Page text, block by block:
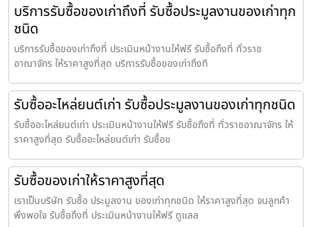
บริการรับซื้อของเก่าถึงที่ รับซื้อประมูลงานของเก่าทุก
ชนิด
บริการรับซื้อของเก่าถึงที่ ประเมินหน้างานให้ฟรี รับซื้อถึงที่ ทั่วราช
อาณาจักร ให้ราคาสูงที่สุด บริการรับซื้อของเก่าถึงที
รับซื้ออะไหล่ยนต์เก่า รับซื้อประมูลงานของเก่าทุกชนิด
รับซื้ออะไหล่ยนต์เก่า ประเมินหน้างานให้ฟรี รับซื้อถึงที่ ทั่วราชอาณาจักร ให้
ราคาสูงที่สุด รับซื้ออะไหล่ยนต์เก่า รับซื้อข
รับซื้อของเก่าให้ราคาสูงที่สุด
เราเป็นบริษัท รับซื้อ ประมูลงาน ของเก่าทุกชนิด ให้ราคาสูงที่สุด จนลูกค้า
พึงพอใจ รับซื้อถึงที่ ประเมินหน้างานให้ฟรี ดูแลล